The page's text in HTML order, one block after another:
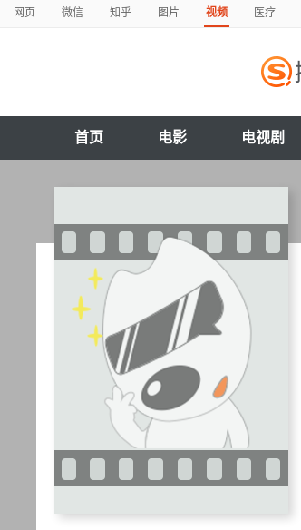
网页 微信 知乎 图片 视频 医疗
首页 电影 电视剧